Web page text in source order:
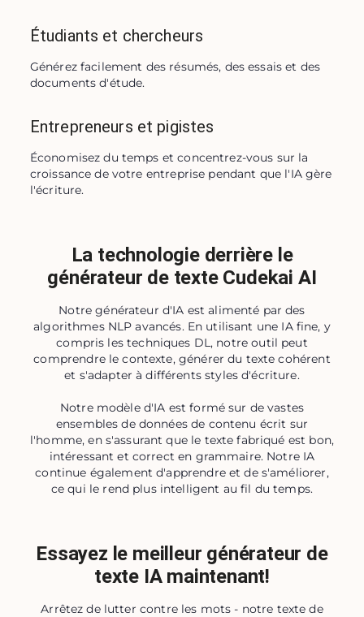
Étudiants et chercheurs
Générez facilement des résumés, des essais et des
documents d'étude.
Entrepreneurs et pigistes
Économisez du temps et concentrez-vous sur la
croissance de votre entreprise pendant que l'IA gère
l'écriture.
La technologie derrière le
générateur de texte Cudekai AI
Notre générateur d'IA est alimenté par des
algorithmes NLP avancés. En utilisant une IA fine, y
compris les techniques DL, notre outil peut
comprendre le contexte, générer du texte cohérent
et s'adapter à différents styles d'écriture.
Notre modèle d'IA est formé sur de vastes
ensembles de données de contenu écrit sur
l'homme, en s'assurant que le texte fabriqué est bon,
intéressant et correct en grammaire. Notre IA
continue également d'apprendre et de s'améliorer,
ce qui le rend plus intelligent au fil du temps.
Essayez le meilleur générateur de
texte IA maintenant!
Arrêtez de lutter contre les mots - notre texte de